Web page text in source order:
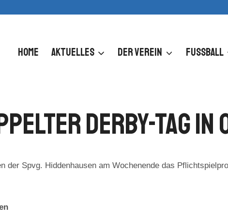
HOME AKTUELLES DER VEREIN FUSSBALL
Derby-Tag In
der Spvg. Hiddenhausen am Wochenende das